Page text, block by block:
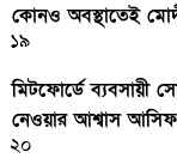
কোনও অবস্থাতেই
১৯
মিটফোর্ডে ব্যবসায়ী
নেওয়ার আশ্বাস
২০